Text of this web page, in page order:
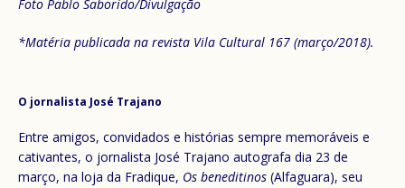
Foto Pablo Saborido/Divulgação
*Matéria publicada na revista Vila Cultural 167 (março/2018).
O jornalista José Trajano
Entre amigos, convidados e histórias sempre memoráveis e
cativantes, o jornalista José Trajano autografa dia 23 de
março, na loja da Fradique, Os beneditinos (Alfaguara), seu